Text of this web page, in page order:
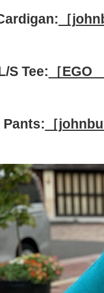
［
S Tee: ［
Pants: ［